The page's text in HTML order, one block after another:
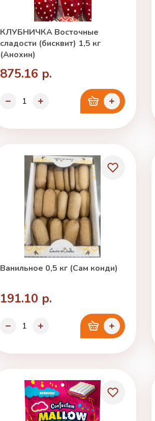
КЛУБНИЧКА Восточные
сладости (бисквит) 1,5 кг
(Анохин)
875.16 р.
Ванильное 0,5 кг (Сам конди)
191.10 р.